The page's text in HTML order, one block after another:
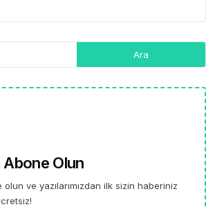
Abone Olun
olun ve yazılarımızdan ilk sizin haberiniz